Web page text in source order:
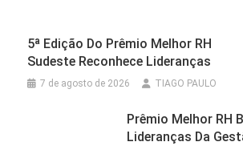
5ª Edição Do Prêmio Melhor RH
Sudeste Reconhece Lideranças
7 de agosto de 2026 TIAGO PAULO
Prêmio Melhor RH
Lideranças Da